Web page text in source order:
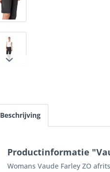
Beschrijving
Productinformatie
Womans Vaude Farley ZO